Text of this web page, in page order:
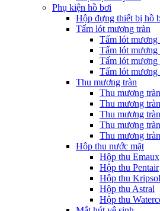
Phụ kiện hồ bơi
Hộp đựng thiết bị hồ
Tấm lót mương tràn
Tấm lót
Tấm lót mương
Tấm lót mương
Tấm lót
Thu mương tràn
Thu mương
Thu mương
Thu mương
Thu mương
Thu mương
Hôp thu nước mặt
Hộp thu Emaux
Hộp thu Pentair
Hộp thu Kripsol
Hộp thu Astral
Hộp thu